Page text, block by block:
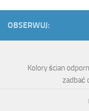
OBSERWUJ:
Kolory ścian
zadbać